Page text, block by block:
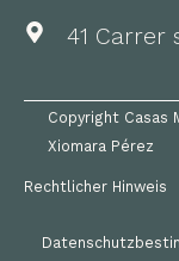
41 Carrer
Copyright Casas
Xiomara Pérez
Rechtlicher Hinweis